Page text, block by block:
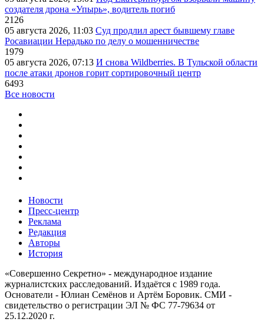
создателя дрона «Упырь», водитель погиб
2126
05 августа 2026, 11:03 Суд продлил арест бывшему главе
Росавиации Нерадько по делу о мошенничестве
1979
05 августа 2026, 07:13 И снова Wildberries. В Тульской области
после атаки дронов горит сортировочный центр
6493
Все новости
Новости
Пресс-центр
Реклама
Редакция
Авторы
История
«Совершенно Секретно» - международное издание
журналистских расследований. Издаётся с 1989 года.
Основатели - Юлиан Семёнов и Артём Боровик. CМИ -
свидетельство о регистрации ЭЛ № ФС 77-79634 от
25.12.2020 г.